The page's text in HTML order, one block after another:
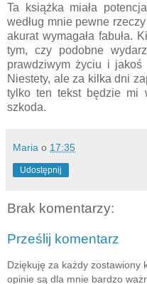
Ta książka miała
według mnie pewne
akurat wymagała fabuła.
tym, czy podobne
prawdziwym życiu i jakoś
Niestety, ale za kilka dni
tylko ten tekst będzie mi
szkoda.
Maria o 17:35
Udostępnij
Brak komentarzy:
Prześlij komentarz
Dziękuję za każdy zostawiony
opinie są dla mnie bardzo